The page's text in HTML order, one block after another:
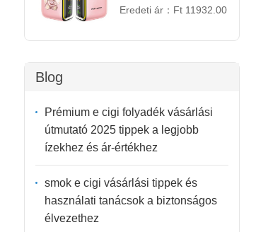
IBvape Bar
Eredeti ár： Ft 11932.00
Blog
Prémium e cigi folyadék vásárlási
útmutató 2025 tippek a legjobb
ízekhez és ár-értékhez
smok e cigi vásárlási tippek és
használati tanácsok a biztonságos
élvezethez